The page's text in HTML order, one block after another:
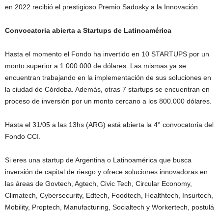
en 2022 recibió el prestigioso Premio Sadosky a la Innovación.
Convocatoria abierta a Startups de Latinoamérica
Hasta el momento el Fondo ha invertido en 10 STARTUPS por un
monto superior a 1.000.000 de dólares. Las mismas ya se
encuentran trabajando en la implementación de sus soluciones en
la ciudad de Córdoba. Además, otras 7 startups se encuentran en
proceso de inversión por un monto cercano a los 800.000 dólares.
Hasta el 31/05 a las 13hs (ARG) está abierta la 4° convocatoria del
Fondo CCI.
Si eres una startup de Argentina o Latinoamérica que busca
inversión de capital de riesgo y ofrece soluciones innovadoras en
las áreas de Govtech, Agtech, Civic Tech, Circular Economy,
Climatech, Cybersecurity, Edtech, Foodtech, Healthtech, Insurtech,
Mobility, Proptech, Manufacturing, Socialtech y Workertech, postulá